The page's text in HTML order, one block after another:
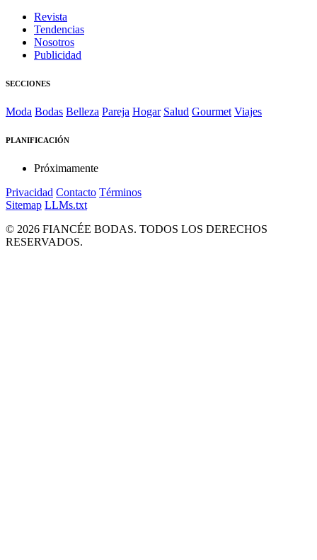
Revista
Tendencias
Nosotros
Publicidad
SECCIONES
Moda Bodas Belleza Pareja Hogar Salud Gourmet Viajes
PLANIFICACIÓN
Próximamente
Privacidad Contacto Términos
Sitemap LLMs.txt
© 2026 FIANCÉE BODAS. TODOS LOS DERECHOS
RESERVADOS.